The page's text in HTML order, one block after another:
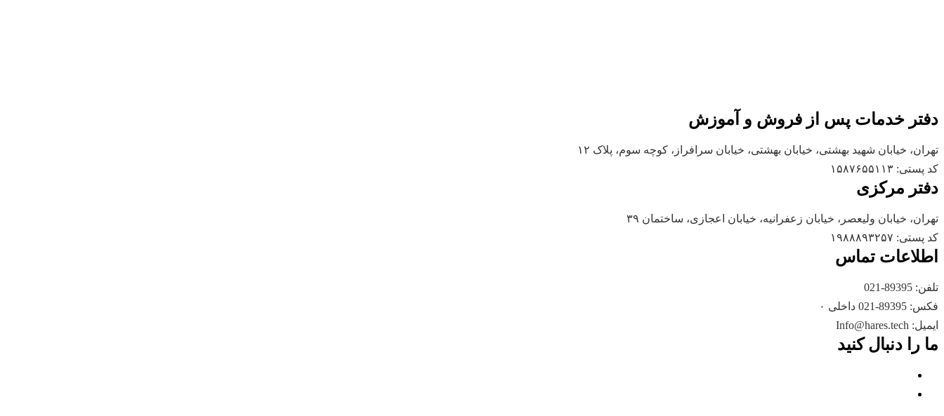
دفتر خدمات پس از فروش و آموزش
تهران، خیابان شهید بهشتی، خیابان بهشتی، خیابان سرافراز، کوچه سوم، پلاک ۱۲
کد پستی: ۱۵۸۷۶۵۵۱۱۳
دفتر مرکزی
تهران، خیابان ولیعصر، خیابان زعفرانیه، خیابان اعجازی، ساختمان ۳۹
کد پستی: ۱۹۸۸۸۹۳۲۵۷
اطلاعات تماس
تلفن: 89395-021
فکس: 89395-021 داخلی ۰
ایمیل: Info@hares.tech
ما را دنبال کنید